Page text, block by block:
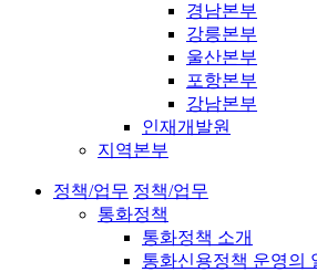
경남본부
강릉본부
울산본부
포항본부
강남본부
인재개발원
지역본부
정책/업무 정책/업무
통화정책
통화정책 소개
통화신용정책 운영의